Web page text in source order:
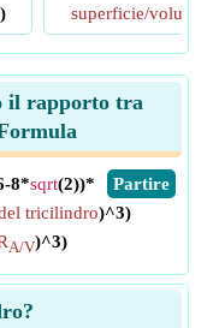
superficie/volume
il rapporto tra
​Partire
8*sqrt(2))*
tricilindro)^3)
A/V)^3)